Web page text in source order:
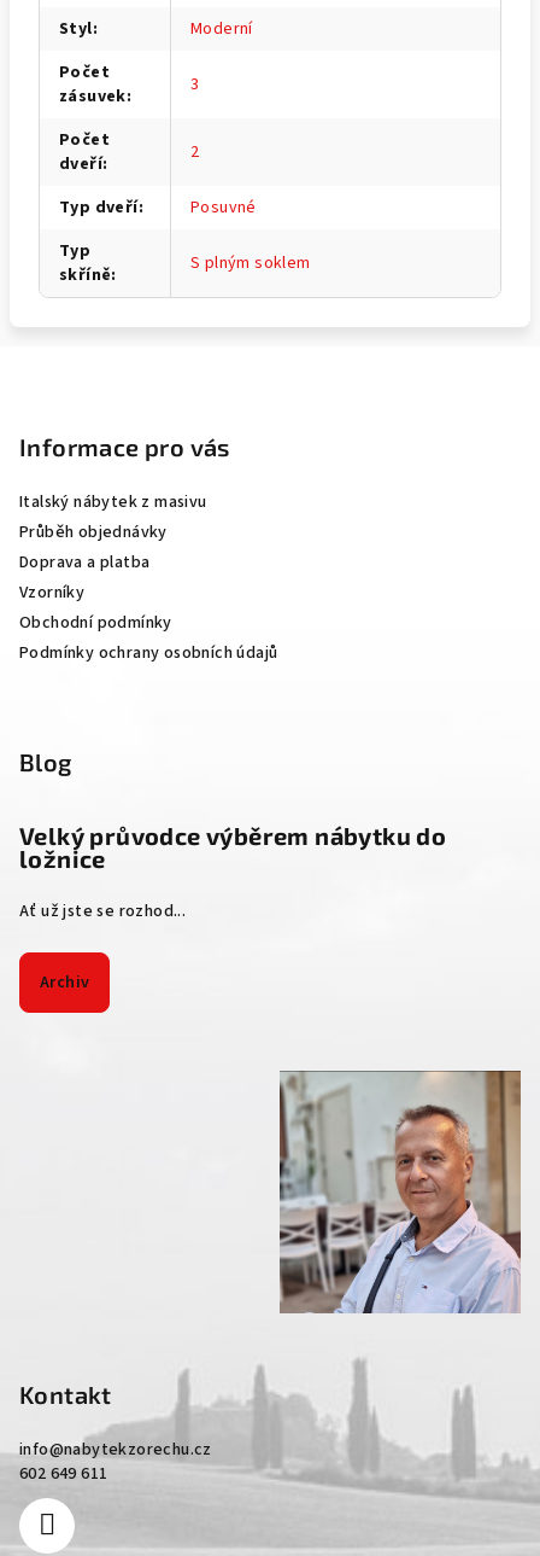
Styl:
Moderní
Počet
zásuvek: 3
Počet
dveří: 2
Typ dveří:
Posuvné
Typ
skříně: S plným soklem
Informace pro vás
Italský nábytek z masivu
Průběh objednávky
Doprava a platba
Vzorníky
Obchodní podmínky
Podmínky ochrany osobních údajů
Blog
Velký průvodce výběrem nábytku do
ložnice
Ať už jste se rozhod...
Archiv
Kontakt
info@nabytekzorechu.cz
602 649 611